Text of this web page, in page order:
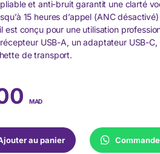
et anti-bruit garantit une clarté
15 heures d’appel (ANC
est conçu pour une utilisation
USB-A, un adaptateur USB-
de transport.
MAD
au panier